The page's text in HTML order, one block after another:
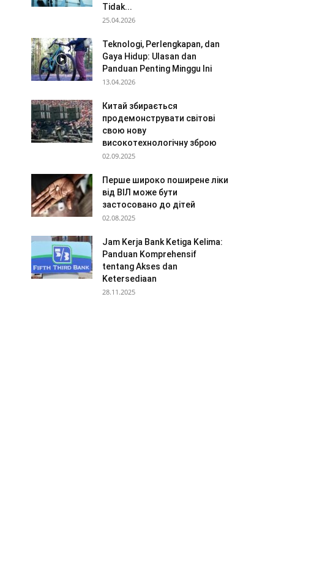
Tidak...
25.04.2026
Teknologi, Perlengkapan, dan
Gaya Hidup: Ulasan dan
Panduan Penting Minggu Ini
13.04.2026
Китай збирається
продемонструвати світові
свою нову
високотехнологічну зброю
02.09.2025
Перше широко поширене ліки
від ВІЛ може бути
застосовано до дітей
02.08.2025
Jam Kerja Bank Ketiga Kelima:
Panduan Komprehensif
tentang Akses dan
Ketersediaan
28.11.2025